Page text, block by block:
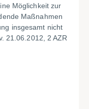
Möglichkeit zur
Maßnahmen
insgesamt nicht
21.06.2012, 2 AZR